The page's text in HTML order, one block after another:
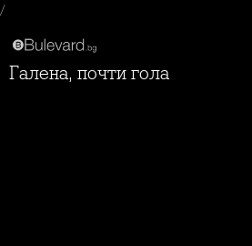
/
Галена, почти гола